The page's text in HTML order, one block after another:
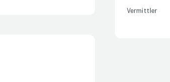
Vermittler